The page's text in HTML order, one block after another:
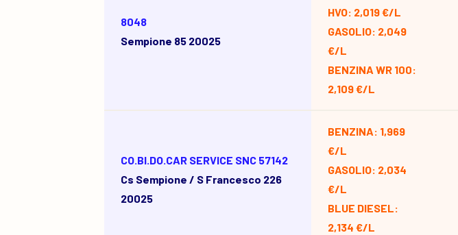
8048
Sempione 85 20025
HVO: 2,019 €/L
GASOLIO: 2,049
€/L
BENZINA WR 100:
2,109 €/L
CO.BI.DO.CAR SERVICE SNC 57142
Cs Sempione / S Francesco 226
20025
BENZINA: 1,969
€/L
GASOLIO: 2,034
€/L
BLUE DIESEL:
2,134 €/L